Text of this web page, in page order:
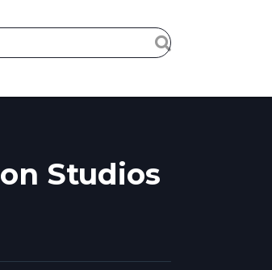
Studios